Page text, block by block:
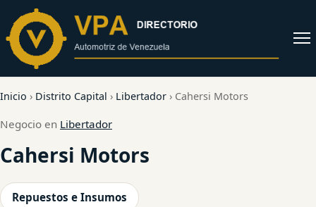
contenido
Abrir
Inicio › Distrito Capital › Libertador › Cahersi Motors
Negocio en Libertador
Cahersi Motors
Repuestos e Insumos